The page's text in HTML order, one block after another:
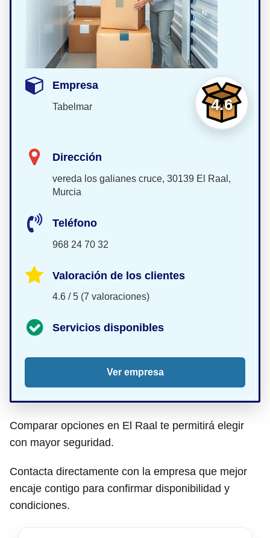
4.6
Empresa
Tabelmar
Dirección
vereda los galianes cruce, 30139 El Raal,
Murcia
Teléfono
968 24 70 32
Valoración de los clientes
4.6 / 5 (7 valoraciones)
Servicios disponibles
Ver empresa
Comparar opciones en El Raal te permitirá elegir
con mayor seguridad.
Contacta directamente con la empresa que mejor
encaje contigo para confirmar disponibilidad y
condiciones.